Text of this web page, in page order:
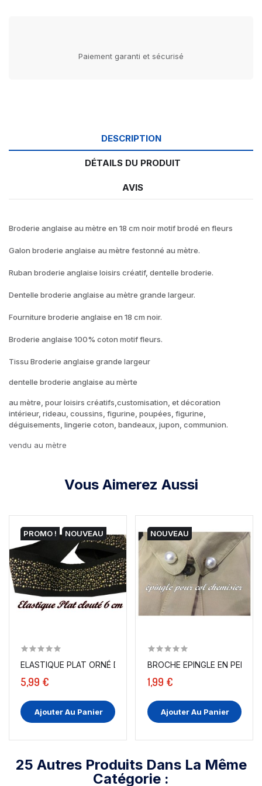
Paiement garanti et sécurisé
DESCRIPTION
DÉTAILS DU PRODUIT
AVIS
Broderie anglaise au mètre en 18 cm noir motif brodé en fleurs
Galon broderie anglaise au mètre festonné au mètre.
Ruban broderie anglaise loisirs créatif, dentelle broderie.
Dentelle broderie anglaise au mètre grande largeur.
Fourniture broderie anglaise en 18 cm noir.
Broderie anglaise 100% coton motif fleurs.
Tissu Broderie anglaise grande largeur
dentelle broderie anglaise au mèrte
au mètre, pour loisirs créatifs,customisation, et décoration
intérieur, rideau, coussins, figurine, poupées, figurine,
déguisements, lingerie coton, bandeaux, jupon, communion.
vendu au mètre
Vous Aimerez Aussi
PROMO ! NOUVEAU
ELASTIQUE PLAT ORNÉ DE CLOUS DORÉ SUR FOND NOIR...
5,99 €
Ajouter Au Panier
NOUVEAU
1,99 €
Ajouter Au Panier
25 Autres Produits Dans La Même
Catégorie :